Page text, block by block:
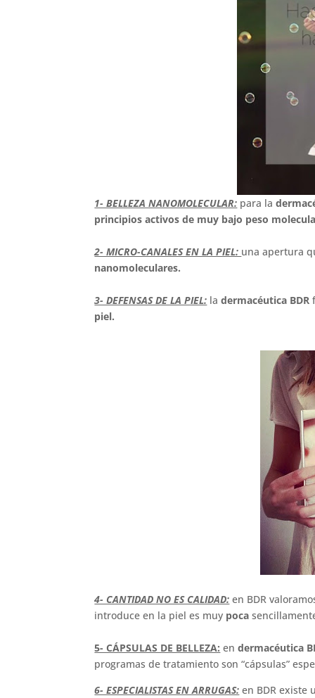
1- BELLEZA NANOMOLECULAR: para la
principios activos de muy bajo peso
2- MICRO-CANALES EN LA PIEL: una apertura
nanomoleculares.
3- DEFENSAS DE LA PIEL: la dermacéutica BDR
piel.
4- CANTIDAD NO ES CALIDAD: en BDR
introduce en la piel es muy poca
5- CÁPSULAS DE BELLEZA: en dermacéutica
programas de tratamiento son “cápsulas”
6- ESPECIALISTAS EN ARRUGAS: en BDR existe